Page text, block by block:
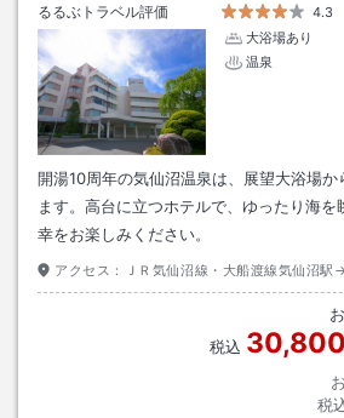
るるぶトラベル評価
4.3
大浴場あり
温泉
開湯10周年の気仙沼温泉は、展望大浴場か
ます。高台に立つホテルで、ゆったり海
幸をお楽しみください。
アクセス： ＪＲ気仙沼線・大船渡線気仙沼
税込 30,800
税